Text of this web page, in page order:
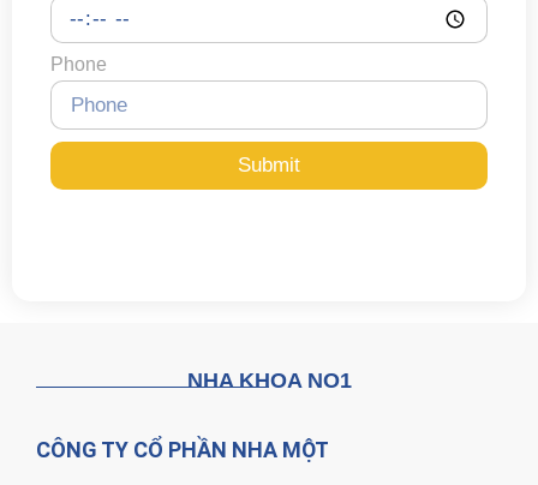
Phone
Submit
NHA KHOA NO1
CÔNG TY CỔ PHẦN NHA MỘT